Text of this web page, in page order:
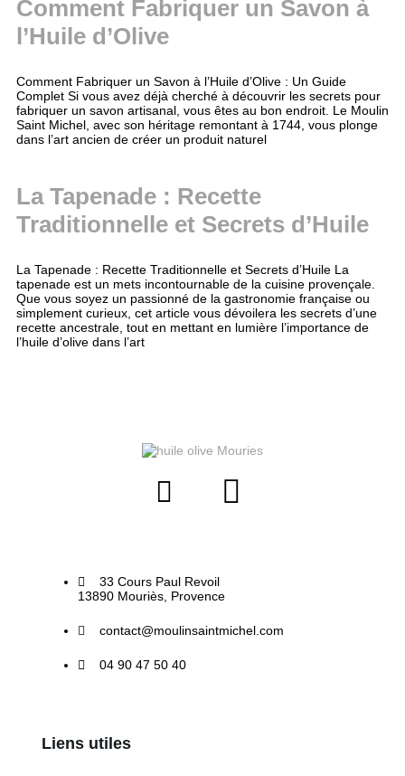
Comment Fabriquer un Savon à
l’Huile d’Olive
Comment Fabriquer un Savon à l’Huile d’Olive : Un Guide
Complet Si vous avez déjà cherché à découvrir les secrets pour
fabriquer un savon artisanal, vous êtes au bon endroit. Le Moulin
Saint Michel, avec son héritage remontant à 1744, vous plonge
dans l’art ancien de créer un produit naturel
La Tapenade : Recette
Traditionnelle et Secrets d’Huile
La Tapenade : Recette Traditionnelle et Secrets d’Huile La
tapenade est un mets incontournable de la cuisine provençale.
Que vous soyez un passionné de la gastronomie française ou
simplement curieux, cet article vous dévoilera les secrets d’une
recette ancestrale, tout en mettant en lumière l’importance de
l’huile d’olive dans l’art
33 Cours Paul Revoil
13890 Mouriès, Provence
contact@moulinsaintmichel.com
04 90 47 50 40
Liens utiles